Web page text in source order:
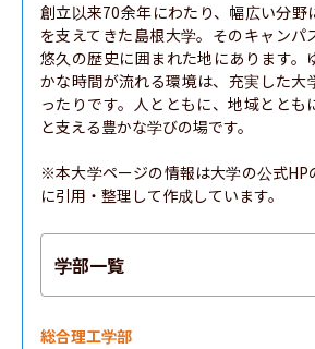
創立以来70余年にわたり、幅広い分野
を支えてきた島根大学。そのキャンパ
悠久の歴史に囲まれた地にあります。
かな時間が流れる環境は、充実した大
ったりです。人とともに、地域ととも
と支える豊かな学びの場です。
※本大学ページの情報は大学の公式HP
に引用・整理して作成しています。
学部一覧
総合理工学部